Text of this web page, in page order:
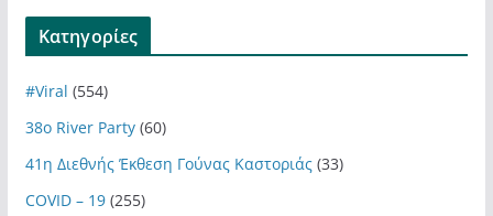
Kατηγορίες
#Viral (554)
38ο River Party(60)
41η Διεθνής Έκθεση Γούνας Καστοριάς(33)
COVID – 19(255)